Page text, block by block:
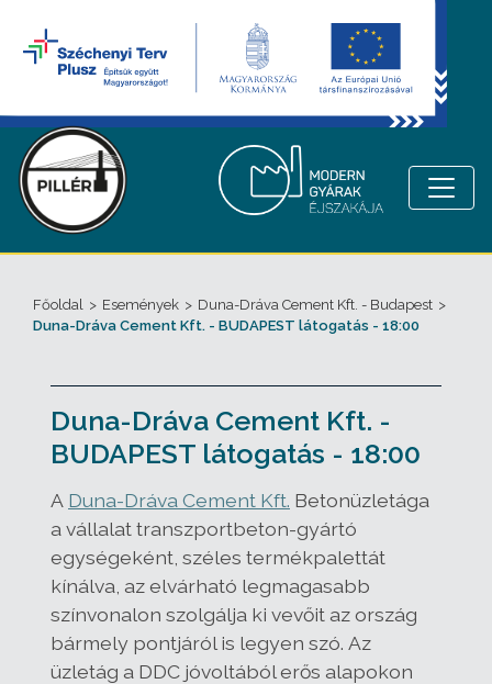
Főoldal > Események > Duna-Dráva Cement Kft. - Budapest >
Duna-Dráva Cement Kft. - BUDAPEST látogatás - 18:00
Duna-Dráva Cement Kft. -
BUDAPEST látogatás - 18:00
A Duna-Dráva Cement Kft. Betonüzletága
a vállalat transzportbeton-gyártó
egységeként, széles termékpalettát
kínálva, az elvárható legmagasabb
színvonalon szolgálja ki vevőit az ország
bármely pontjáról is legyen szó. Az
üzletág a DDC jóvoltából erős alapokon